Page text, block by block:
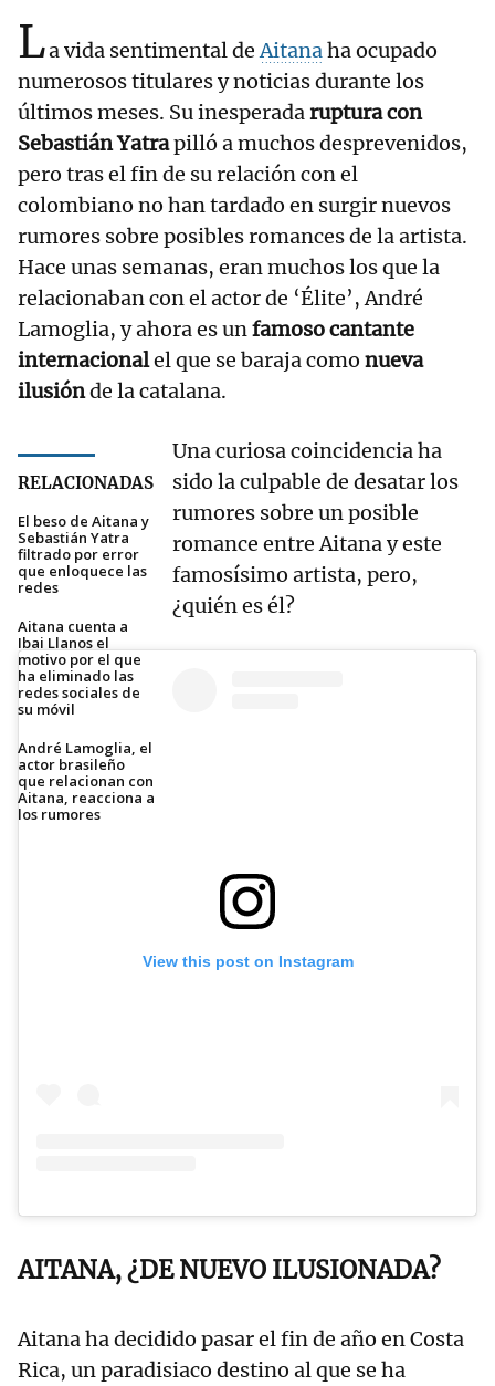
La vida sentimental deAitanaha ocupado
numerosos titulares y noticias durante los
últimos meses. Su inesperadaruptura con
Sebastián Yatrapilló a muchos desprevenidos,
pero tras el fin de su relación con el
colombiano no han tardado en surgir nuevos
rumores sobre posibles romances de la artista.
Hace unas semanas, eran muchos los que la
relacionaban con el actor de ‘Élite’, André
Lamoglia, y ahora es unfamoso cantante
internacionalel que se baraja como nueva
ilusiónde la catalana.
RELACIONADAS
El beso de Aitana y
Sebastián Yatra
filtrado por error
que enloquece las
redes
Aitana cuenta a
Ibai Llanos el
motivo por el que
ha eliminado las
redes sociales de
su móvil
André Lamoglia, el
actor brasileño
que relacionan con
Aitana, reacciona a
los rumores
Una curiosa coincidencia ha
sido la culpable de desatar los
rumores sobre un posible
romance entre Aitana y este
famosísimo artista, pero,
¿quién es él?
View this post on Instagram
AITANA, ¿DE NUEVO ILUSIONADA?
Aitana ha decidido pasar el fin de año en Costa
Rica, un paradisiaco destino al que se ha